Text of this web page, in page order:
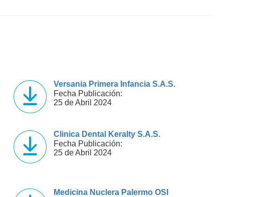
Versania Primera Infancia S.A.S.
Fecha Publicación:
25 de Abril 2024
Clinica Dental Keralty S.A.S.
Fecha Publicación:
25 de Abril 2024
Medicina Nuclera Palermo OSI